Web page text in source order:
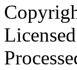
Licensed